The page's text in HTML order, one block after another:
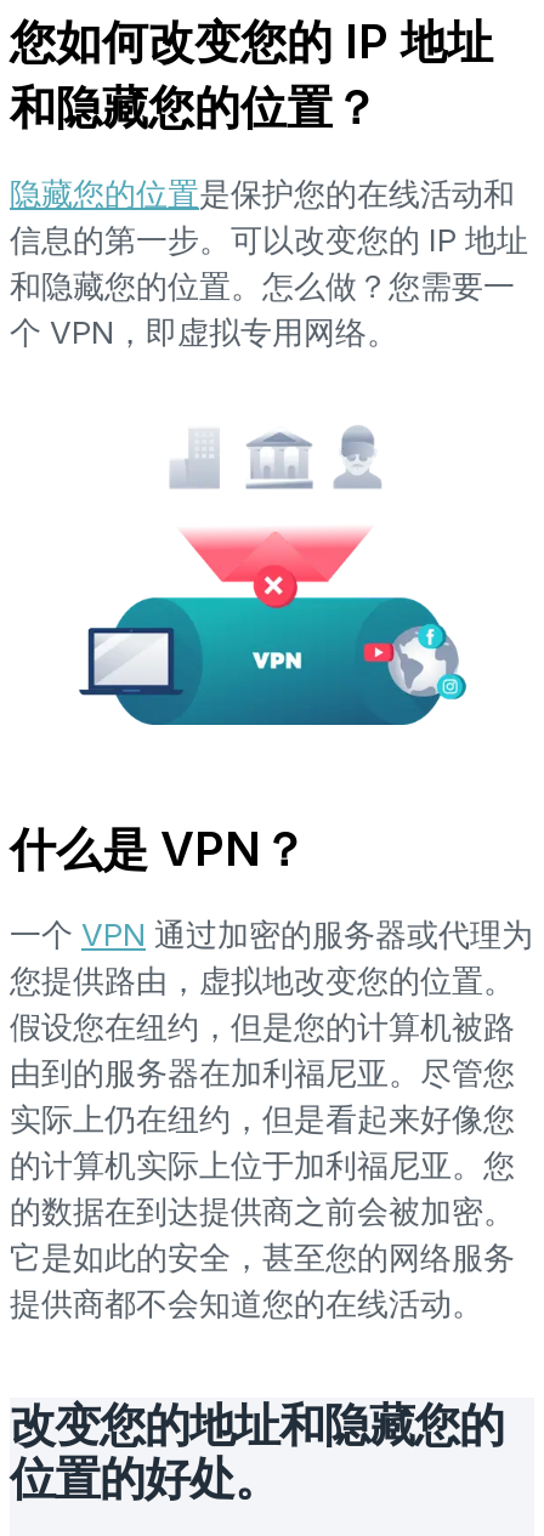
您如何改变您的 IP 地址
和隐藏您的位置？
隐藏您的位置是保护您的在线活动和
信息的第一步。可以改变您的 IP 地址
和隐藏您的位置。怎么做？您需要一
个 VPN，即虚拟专用网络。
什么是 VPN？
一个 VPN 通过加密的服务器或代理为
您提供路由，虚拟地改变您的位置。
假设您在纽约，但是您的计算机被路
由到的服务器在加利福尼亚。尽管您
实际上仍在纽约，但是看起来好像您
的计算机实际上位于加利福尼亚。您
的数据在到达提供商之前会被加密。
它是如此的安全，甚至您的网络服务
提供商都不会知道您的在线活动。
改变您的地址和隐藏您的
位置的好处。